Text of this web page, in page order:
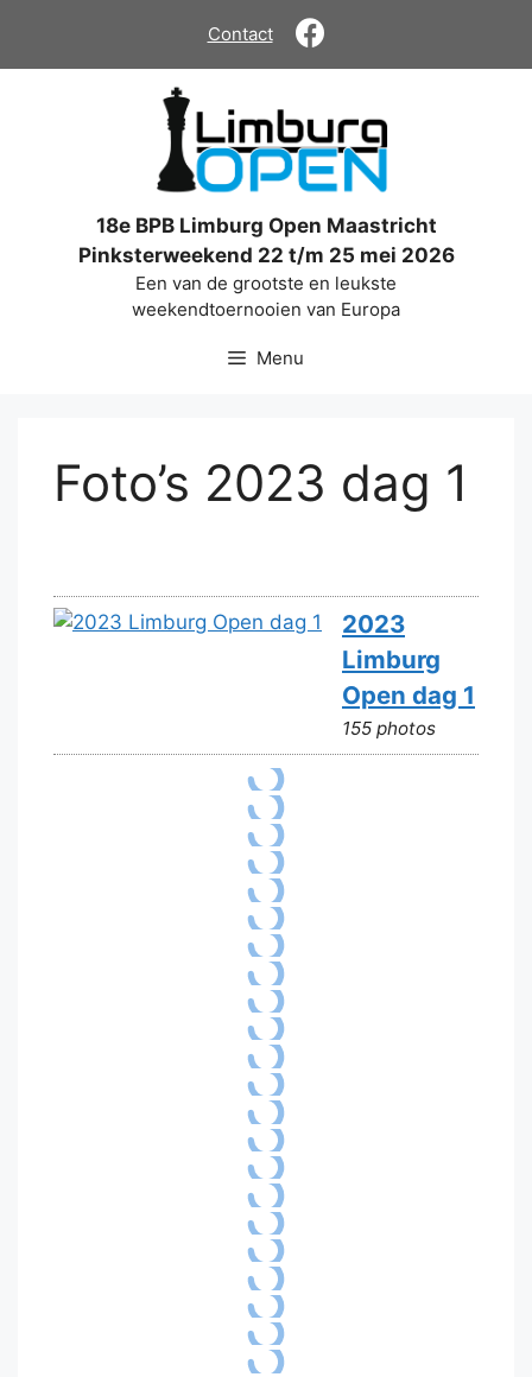
de
Contact
18e BPB Limburg Open Maastricht
Pinksterweekend 22 t/m 25 mei 2026
Een van de grootste en leukste
weekendtoernooien van Europa
Menu
Foto’s 2023 dag 1
2023
Limburg
Open dag 1
155 photos